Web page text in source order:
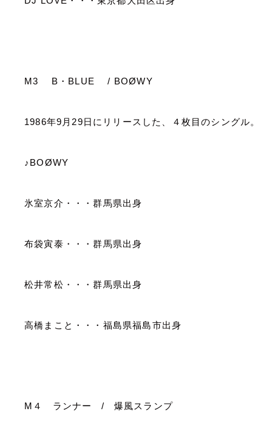
M3 B ・ BLUE / BOØWY
1986年9 月 29日にリリースした、４枚目のシングル。
♪ BOØWY
氷室京介・・・群馬県出身
布袋寅泰・・・群馬県出身
松井常松・・・群馬県出身
高橋まこと・・・福島県福島市出身
M ４ ランナー / 爆風スランプ